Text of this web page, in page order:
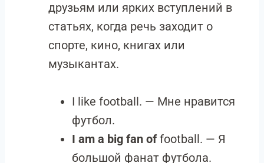
друзьям или ярких вступлений в
статьях, когда речь заходит о
спорте, кино, книгах или
музыкантах.
I like football. — Мне нравится
футбол.
I am a big fan offootball. — Я
большой фанат футбола.